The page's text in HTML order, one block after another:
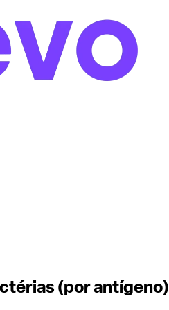
(por antígeno)